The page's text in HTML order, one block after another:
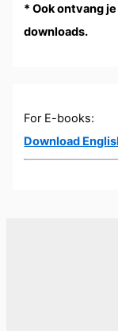
* Ook ontvang
downloads.
For E-books:
Download